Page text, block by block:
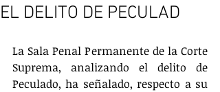
EL DELITO DE PECULAD
La Sala Penal Permanente de la Corte
Suprema, analizando el delito de
Peculado, ha señalado, respecto a su